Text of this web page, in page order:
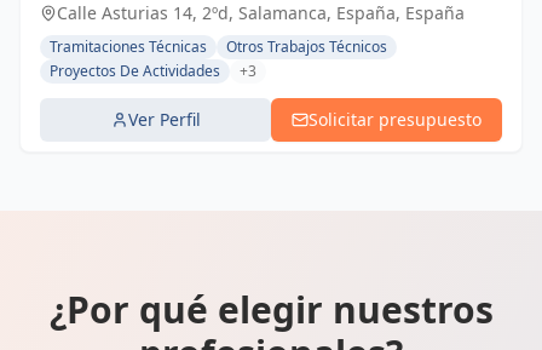
Calle Asturias 14, 2ºd, Salamanca, España, España
Tramitaciones Técnicas
Otros Trabajos Técnicos
Proyectos De Actividades
+3
Ver Perfil Solicitar presupuesto
¿Por qué elegir nuestros